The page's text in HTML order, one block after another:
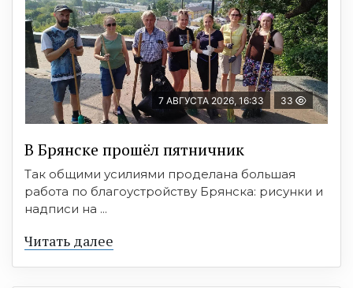
7 АВГУСТА 2026, 16:33 33
В Брянске прошёл пятничник
Так общими усилиями проделана большая
работа по благоустройству Брянска: рисунки и
надписи на ...
Читать далее